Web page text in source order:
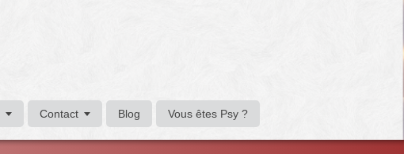
Contact Blog Vous êtes Psy ?